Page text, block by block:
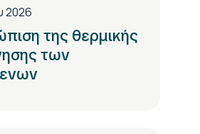
2026
της θερμικής
των